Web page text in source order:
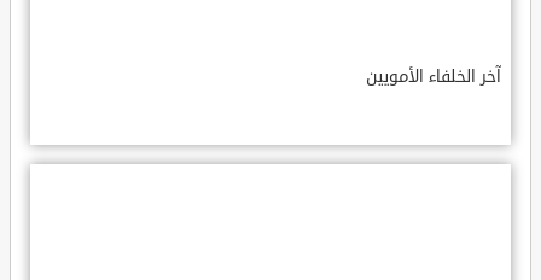
آخر الخلفاء الأمويين